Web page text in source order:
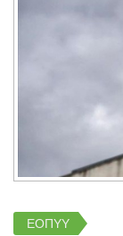
ΕΟΠΥΥ